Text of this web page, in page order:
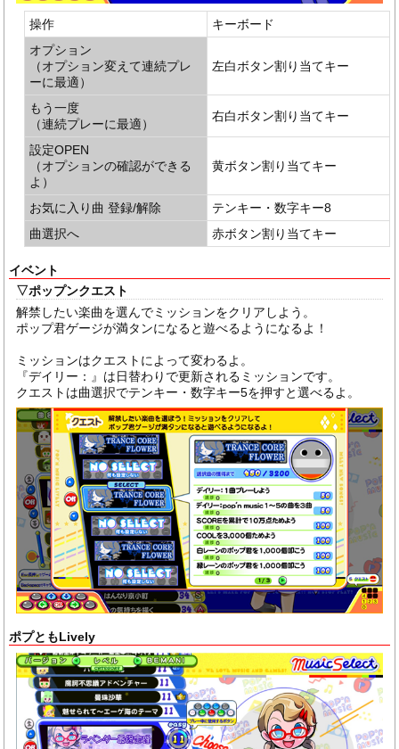
操作
キーボード
オプション
（オプション変えて連続プレ
ーに最適）
左白ボタン割り当てキー
もう一度
（連続プレーに最適）
右白ボタン割り当てキー
設定OPEN
（オプションの確認ができる
よ）
黄ボタン割り当てキー
お気に入り曲 登録/解除
テンキー・数字キー8
曲選択へ
赤ボタン割り当てキー
イベント
▽ポップンクエスト
解禁したい楽曲を選んでミッションをクリアしよう。
ポップ君ゲージが満タンになると遊べるようになるよ！
ミッションはクエストによって変わるよ。
『デイリー：』は日替わりで更新されるミッションです。
クエストは曲選択でテンキー・数字キー5を押すと選べるよ。
ポプともLively